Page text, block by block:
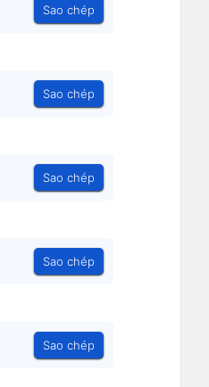
Sao chép
Sao chép
Sao chép
Sao chép
Sao chép